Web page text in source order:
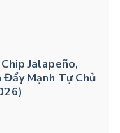
Jalapeño,
Mạnh Tự Chủ